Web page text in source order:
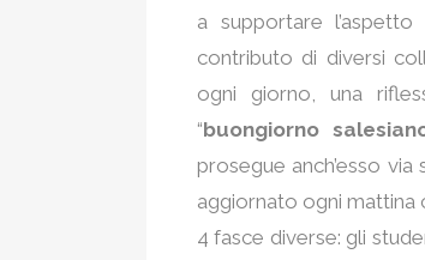
a supportare
contributo di diversi
ogni giorno, una
“buongiorno
prosegue anch’esso
aggiornato ogni mattina
4 fasce diverse: gli